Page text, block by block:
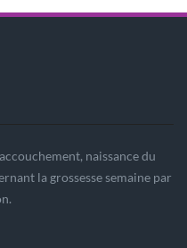
naissance du
la grossesse semaine par